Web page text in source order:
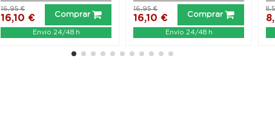
16,10 €
16,95 €
Comprar
Envío 24/48 h
16,10 €
16,95 €
Comprar
Envío 24/48 h